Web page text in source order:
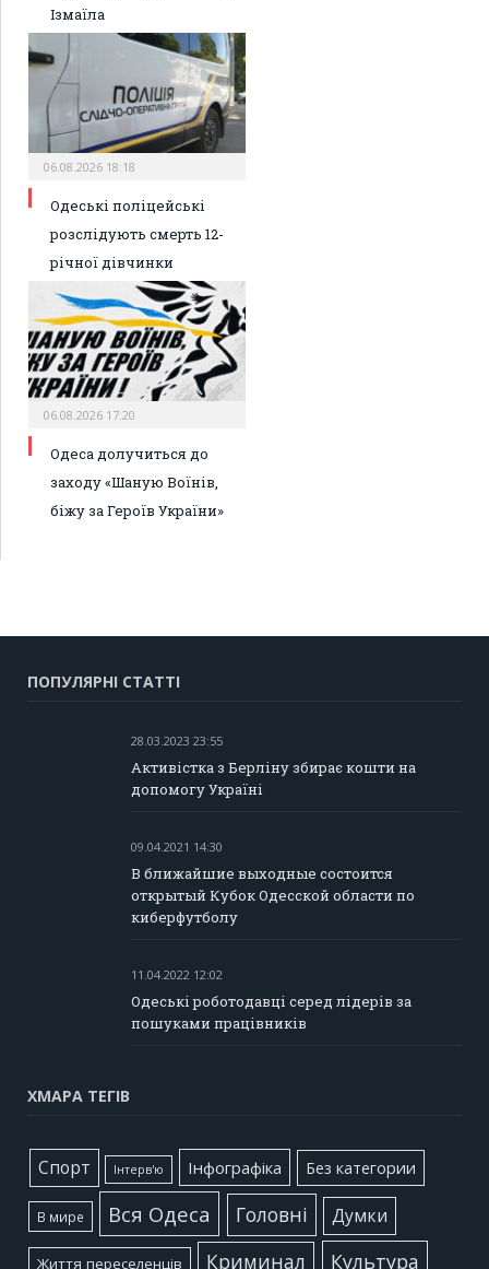
Ізмаїла
06.08.2026 18:18
Одеські поліцейські
розслідують смерть 12-
річної дівчинки
06.08.2026 17:20
Одеса долучиться до
заходу «Шаную Воїнів,
біжу за Героїв України»
ПОПУЛЯРНІ СТАТТІ
28.03.2023 23:55
Активістка з Берліну збирає кошти на
допомогу Україні
09.04.2021 14:30
В ближайшие выходные состоится
открытый Кубок Одесской области по
киберфутболу
11.04.2022 12:02
Одеські роботодавці серед лідерів за
пошуками працівників
ХМАРА ТЕГІВ
Cпорт Інтерв'ю Інфографіка Без категории
В мире Вся Одеса Головні Думки
Життя переселенців Криминал Культура